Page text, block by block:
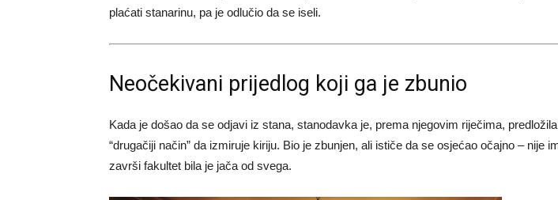
plaćati stanarinu, pa je odlučio da se iseli.
Neočekivani prijedlog koji ga je zbunio
Kada je došao da se odjavi iz stana, stanodavka je, prema njegovim riječima,
“drugačiji način” da izmiruje kiriju. Bio je zbunjen, ali ističe da se osjećao očajno – nije
završi fakultet bila je jača od svega.